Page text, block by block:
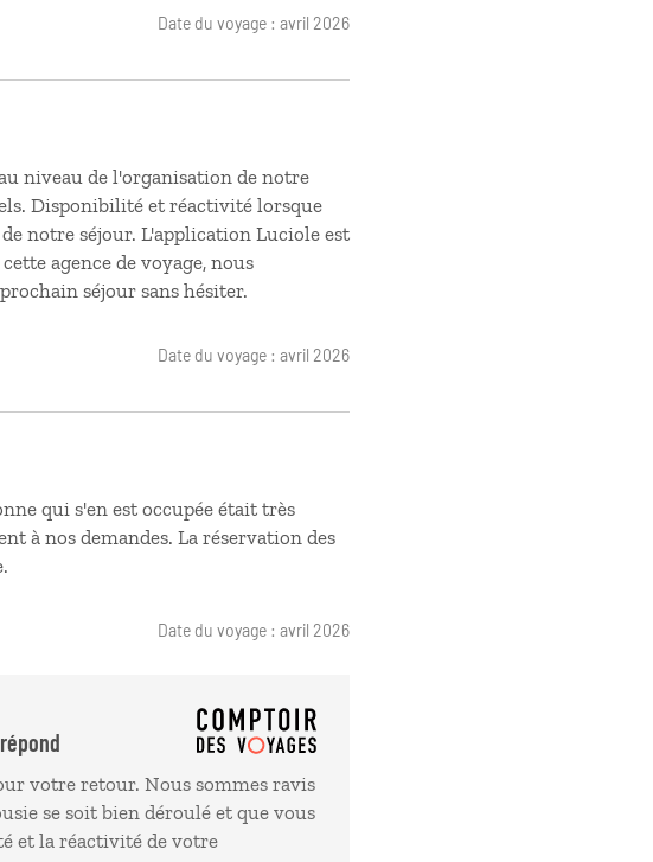
Date du voyage : avril 2026
niveau de l'organisation de notre
Disponibilité et réactivité lorsque
notre séjour. L'application Luciole est
agence de voyage, nous
séjour sans hésiter.
Date du voyage : avril 2026
qui s'en est occupée était très
à nos demandes. La réservation des
Date du voyage : avril 2026
votre retour. Nous sommes ravis
se soit bien déroulé et que vous
et la réactivité de votre